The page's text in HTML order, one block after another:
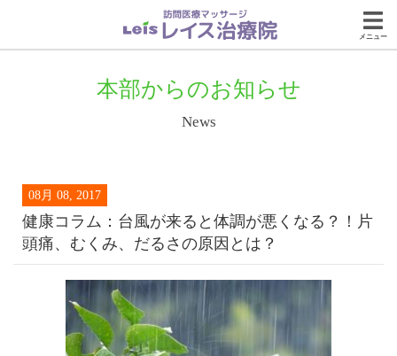
メニュー
本部からのお知らせ
News
08月 08, 2017
健康コラム：台風が来ると体調が悪くなる？！片
頭痛、むくみ、だるさの原因とは？